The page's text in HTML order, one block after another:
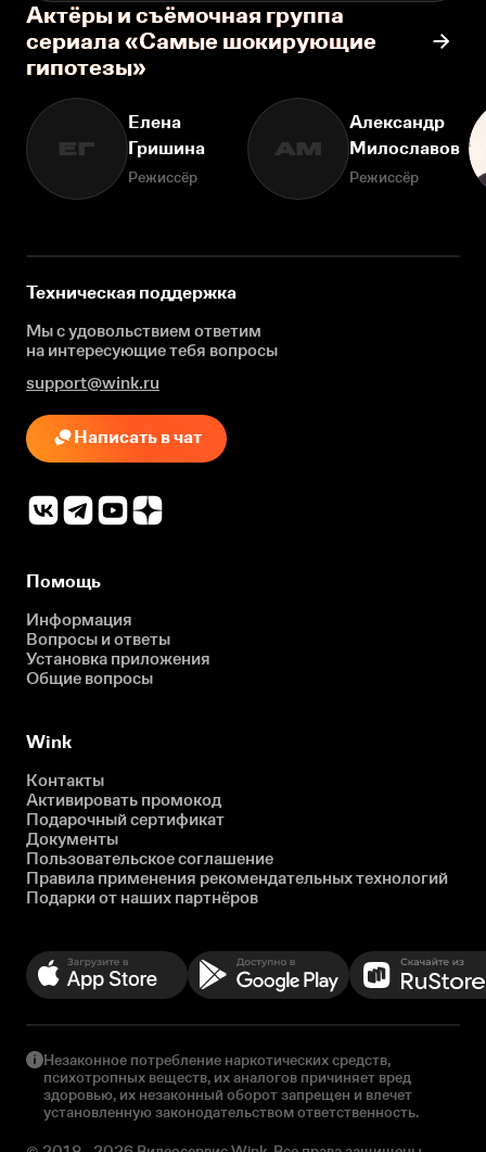
Актёры и съёмочная группа
сериала «Самые шокирующие
гипотезы»
ЕГ
Елена
Гришина
Режиссёр
АМ
Александр
Милославов
Режиссёр
Техническая поддержка
Мы с удовольствием ответим
на интересующиетебя вопросы
support@wink.ru
Написать в чат
Помощь
Информация
Вопросы и ответы
Установка приложения
Общие вопросы
Wink
Контакты
Активировать промокод
Подарочный сертификат
Документы
Пользовательское соглашение
Правила применения рекомендательных технологий
Подарки от наших партнёров
Незаконное потребление наркотических средств,
психотропных веществ, их аналогов причиняет вред
здоровью, их незаконный оборот запрещен и влечет
установленную законодательством ответственность.